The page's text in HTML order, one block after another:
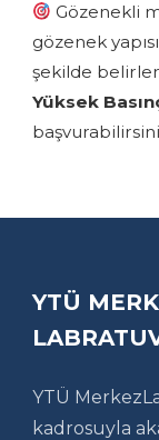
Gözenekli
gözenek
şekilde
Yüksek
YTÜ
YTÜ
kadrosuyla